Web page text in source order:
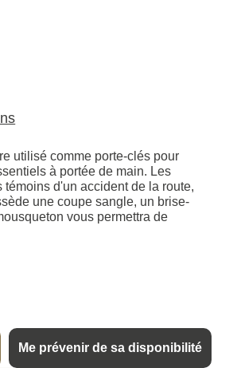
utilisé comme porte-clés pour
à portée de main. Les
d'un accident de la route,
une coupe sangle, un brise-
vous permettra de
Me prévenir de sa disponibilité